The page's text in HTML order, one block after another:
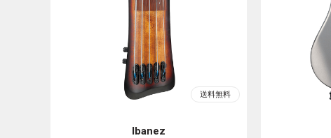
Ibanez